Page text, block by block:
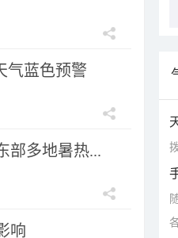
气蓝色预警
部多地暑热...
响